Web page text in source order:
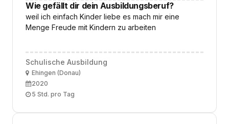
Wie gefällt dir dein Ausbildungsberuf?
weil ich einfach Kinder liebe es mach mir eine
Menge Freude mit Kindern zu arbeiten
Schulische Ausbildung
OrtEhingen (Donau)
Ausbildungsbeginn
2020
Arbeitszeit
5 Std. pro Tag